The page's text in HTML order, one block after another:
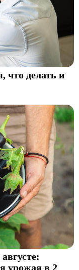
что делать и
урожая в 2